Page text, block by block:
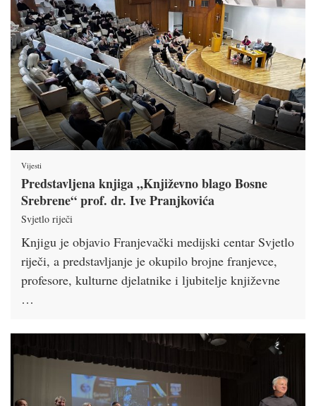
Vijesti
Predstavljena knjiga „Književno blago Bosne
Srebrene“ prof. dr. Ive Pranjkovića
Svjetlo riječi
Knjigu je objavio Franjevački medijski centar Svjetlo
riječi, a predstavljanje je okupilo brojne franjevce,
profesore, kulturne djelatnike i ljubitelje književne
…